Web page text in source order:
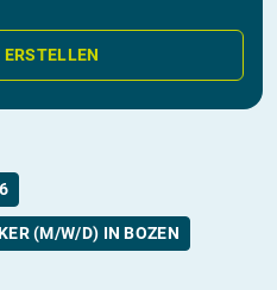
(M/W/D) IN BOZEN